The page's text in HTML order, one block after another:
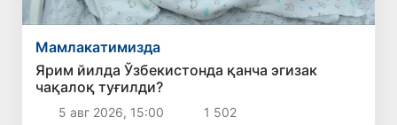
Мамлакатимизда
Ярим йилда Ўзбекистонда қанча эгизак
чақалоқ туғилди?
5 авг 2026, 15:00 1 502